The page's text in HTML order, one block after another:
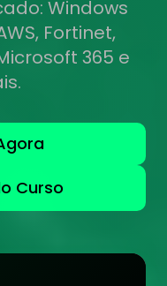
Windows
Fortinet,
365 e
Curso